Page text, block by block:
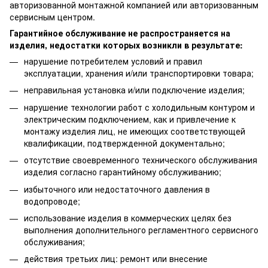
авторизованной монтажной компанией или авторизованным
сервисным центром.
Гарантийное обслуживание не распространяется на
изделия, недостатки которых возникли в результате:
нарушение потребителем условий и правил
эксплуатации, хранения и/или транспортировки товара;
неправильная установка и/или подключение изделия;
нарушение технологии работ с холодильным контуром и
электрическим подключением, как и привлечение к
монтажу изделия лиц, не имеющих соответствующей
квалификации, подтвержденной документально;
отсутствие своевременного технического обслуживания
изделия согласно гарантийному обслуживанию;
избыточного или недостаточного давления в
водопроводе;
использование изделия в коммерческих целях без
выполнения дополнительного регламентного сервисного
обслуживания;
действия третьих лиц: ремонт или внесение